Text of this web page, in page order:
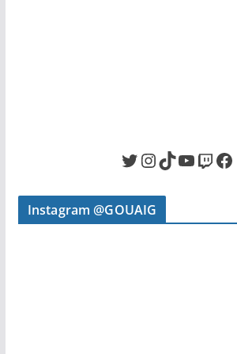
Twitter InstagramTikTok YouTube Twitch Facebook
Instagram @GOUAIG